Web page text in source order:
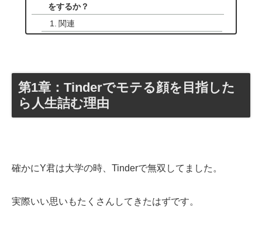
をするか？
関連
第1章：Tinderでモテる顔を目指した
ら人生詰む理由
確かにY君は大学の時、Tinderで無双してました。
実際いい思いもたくさんしてきたはずです。